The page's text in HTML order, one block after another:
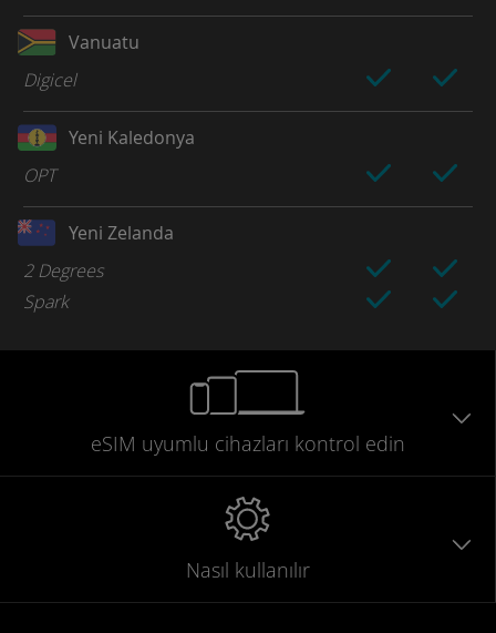
Vanuatu
Digicel
Yeni Kaledonya
OPT
Yeni Zelanda
2 Degrees
Spark
eSIM uyumlu cihazları kontrol edin
Nasıl kullanılır